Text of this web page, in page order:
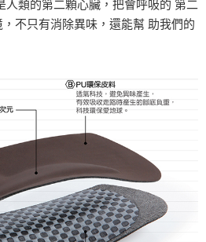
人類的第二顆心臟，把會呼吸的 第二
不只有消除異味，還能幫 助我們的